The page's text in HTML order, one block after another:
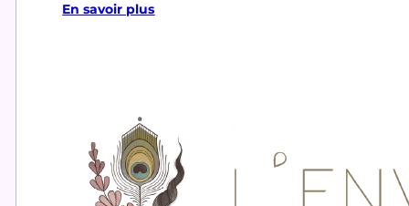
En savoir plus